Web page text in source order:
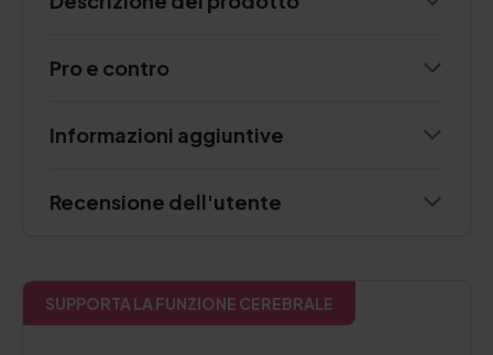
Pro e contro
Informazioni aggiuntive
Recensione dell'utente
SUPPORTA LA FUNZIONE CEREBRALE